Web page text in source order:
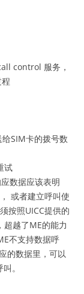
control 服务，
SIM卡的拨号数
试
数据应该表明
或者建立呼叫使
按照UICC提供的
超越了ME的能力
不支持数据呼
的数据里，可以
。